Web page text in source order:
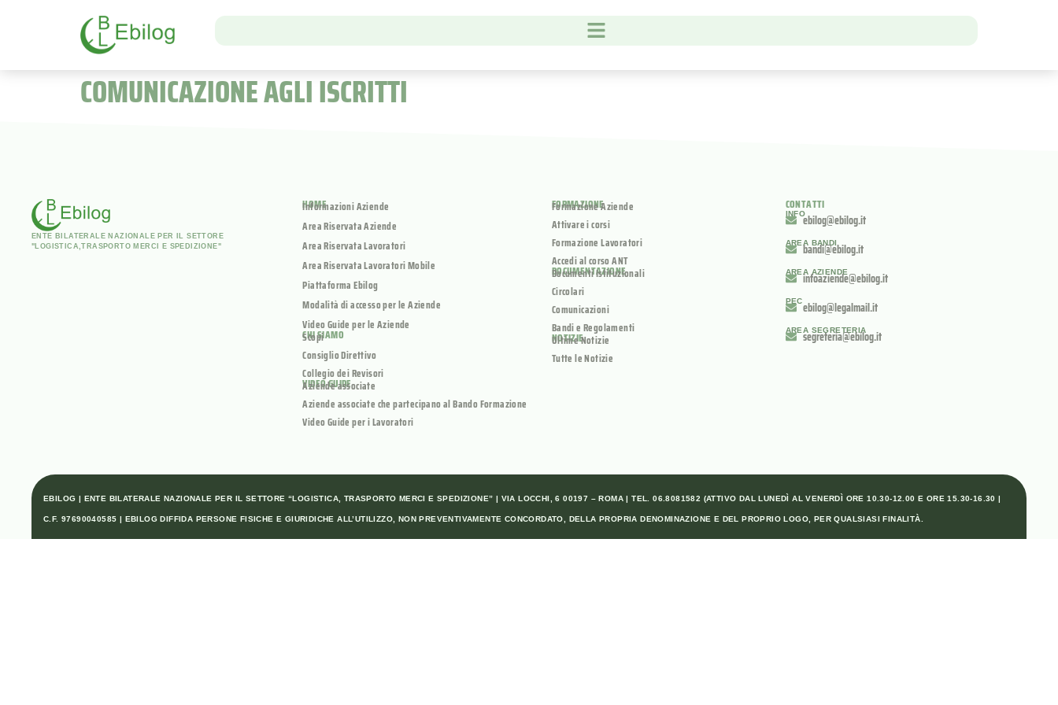
COMUNICAZIONE AGLI ISCRITTI
ENTE BILATERALE NAZIONALE PER IL SETTORE
"LOGISTICA,TRASPORTO MERCI E SPEDIZIONE"
HOME
Informazioni Aziende
Area Riservata Aziende
Area Riservata Lavoratori
Area Riservata Lavoratori Mobile
Piattaforma Ebilog
Modalità di accesso per le Aziende
Video Guide per le Aziende
CHI SIAMO
Scopi
Consiglio Direttivo
Collegio dei Revisori
VIDEO GUIDE
Aziende associate
Aziende associate che partecipano al Bando Formazione
Video Guide per i Lavoratori
FORMAZIONE
Formazione Aziende
Attivare i corsi
Formazione Lavoratori
Accedi al corso ANT
DOCUMENTAZIONE
Documenti Istituzionali
Circolari
Comunicazioni
Bandi e Regolamenti
NOTIZIE
Ultime Notizie
Tutte le Notizie
CONTATTI
INFOebilog@ebilog.it
AREA BANDI
bandi@ebilog.it
AREA AZIENDE
infoaziende@ebilog.it
PECebilog@legalmail.it
AREA SEGRETERIA
segreteria@ebilog.it
EBILOG | ENTE BILATERALE NAZIONALE PER IL SETTORE “LOGISTICA, TRASPORTO MERCI E SPEDIZIONE” | VIA LOCCHI, 6 00197 – ROMA | TEL. 06.8081582 (ATTIVO DAL LUNEDÌ AL VENERDÌ ORE 10.30-12.00 E ORE 15.30-16.30 |
C.F. 97690040585 | EBILOG DIFFIDA PERSONE FISICHE E GIURIDICHE ALL’UTILIZZO, NON PREVENTIVAMENTE CONCORDATO, DELLA PROPRIA DENOMINAZIONE E DEL PROPRIO LOGO, PER QUALSIASI FINALITÀ.